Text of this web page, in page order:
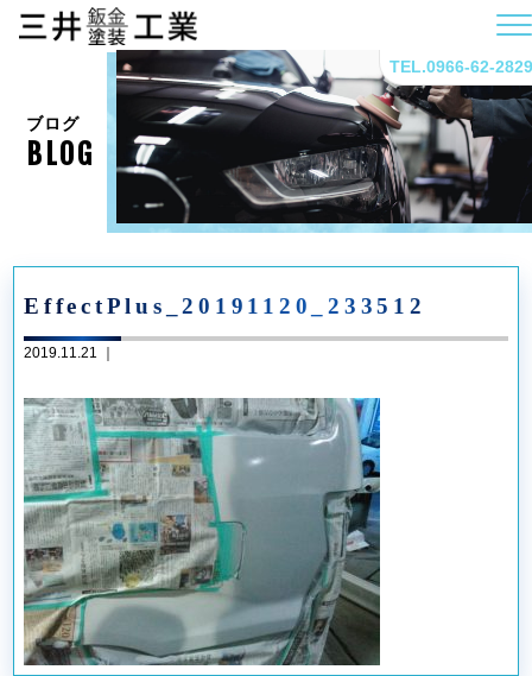
TEL.0966-62-2829
ブログ
BLOG
EffectPlus_20191120_233512
2019.11.21 ｜